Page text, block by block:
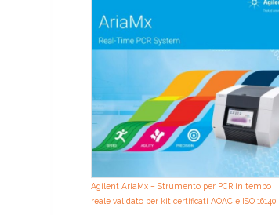
Agilent AriaMx – Strumento per PCR in tempo
reale validato per kit certificati AOAC e ISO 16140